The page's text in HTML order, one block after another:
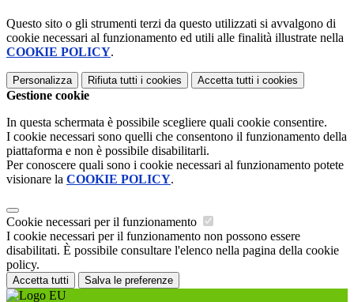
Questo sito o gli strumenti terzi da questo utilizzati si avvalgono di
cookie necessari al funzionamento ed utili alle finalità illustrate nella
COOKIE POLICY.
Personalizza Rifiuta tutti i cookies Accetta tutti i cookies
Gestione cookie
In questa schermata è possibile scegliere quali cookie consentire.
I cookie necessari sono quelli che consentono il funzionamento della
piattaforma e non è possibile disabilitarli.
Per conoscere quali sono i cookie necessari al funzionamento potete
visionare la COOKIE POLICY.
Cookie necessari per il funzionamento
I cookie necessari per il funzionamento non possono essere
disabilitati. È possibile consultare l'elenco nella pagina della cookie
policy.
Accetta tutti Salva le preferenze